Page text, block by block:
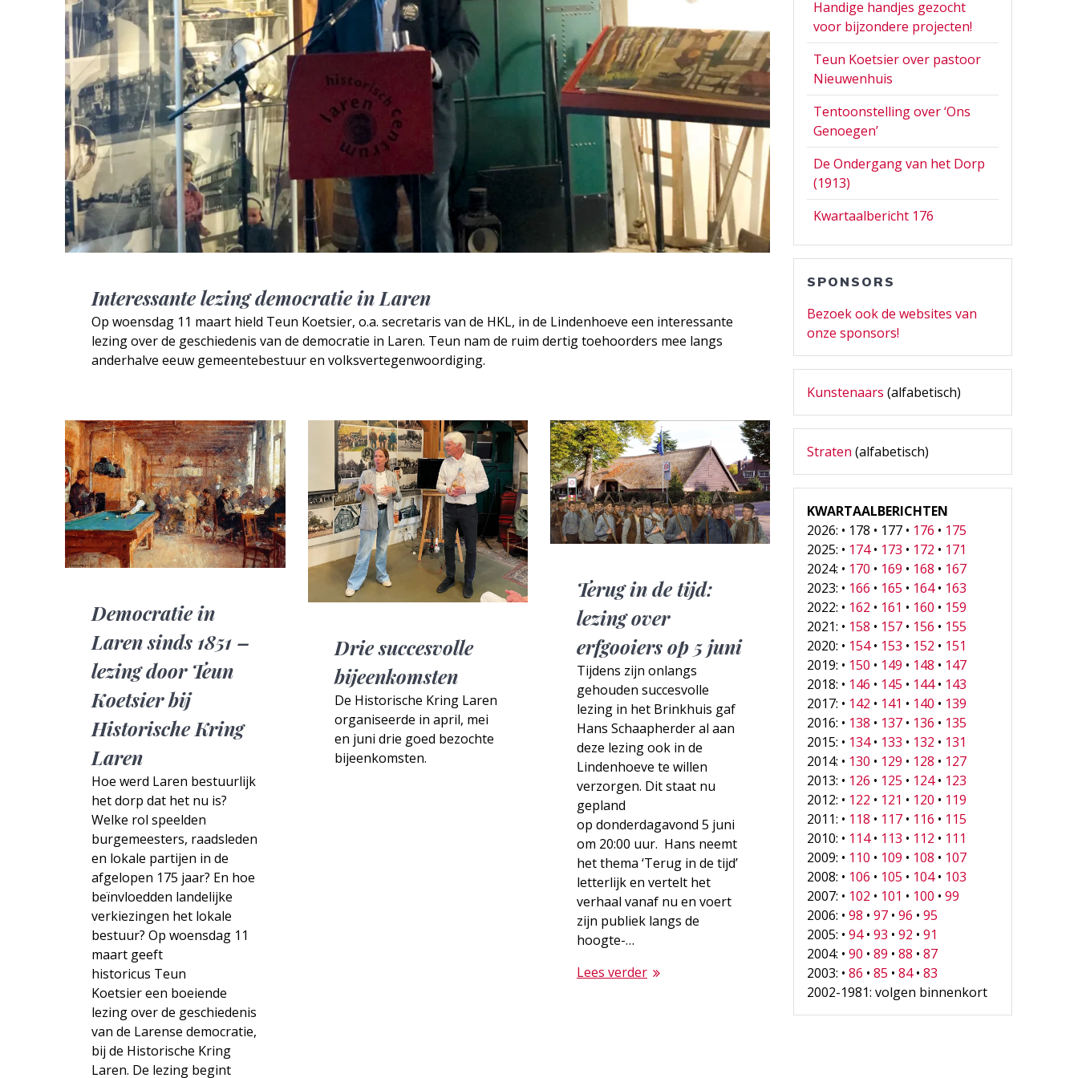
Interessante lezing democratie in Laren
Op woensdag 11 maart hield Teun Koetsier, o.a. secretaris van de HKL, in de Lindenhoeve een interessante
lezing over de geschiedenis van de democratie in Laren. Teun nam de ruim dertig toehoorders mee langs
anderhalve eeuw gemeentebestuur en volksvertegenwoordiging.
Democratie in
Laren sinds 1851 –
lezing door Teun
Koetsier bij
Historische Kring
Laren
Hoe werd Laren bestuurlijk
het dorp dat het nu is?
Welke rol speelden
burgemeesters, raadsleden
en lokale partijen in de
afgelopen 175 jaar? En hoe
beïnvloedden landelijke
verkiezingen het lokale
bestuur? Op woensdag 11
maart geeft
historicus Teun
Koetsier een boeiende
lezing over de geschiedenis
van de Larense democratie,
bij de Historische Kring
Laren. De lezing begint
Drie succesvolle
bijeenkomsten
De Historische Kring Laren
organiseerde in april, mei
en juni drie goed bezochte
bijeenkomsten.
Terug in de tijd:
lezing over
erfgooiers op 5 juni
Tijdens zijn onlangs
gehouden succesvolle
lezing in het Brinkhuis gaf
Hans Schaapherder al aan
deze lezing ook in de
Lindenhoeve te willen
verzorgen. Dit staat nu
gepland
op donderdagavond 5 juni
om 20:00 uur. Hans neemt
het thema ‘Terug in de tijd’
letterlijk en vertelt het
verhaal vanaf nu en voert
zijn publiek langs de
hoogte-…
Lees verder
Handige handjes gezocht
voor bijzondere projecten!
Teun Koetsier over pastoor
Nieuwenhuis
Tentoonstelling over ‘Ons
Genoegen’
De Ondergang van het Dorp
(1913)
Kwartaalbericht 176
SPONSORS
Bezoek ook de websites van
onze sponsors!
Kunstenaars (alfabetisch)
Straten (alfabetisch)
KWARTAALBERICHTEN
2026: • 178 • 177 • 176 • 175
2025: • 174• 173 • 172 • 171
2024: • 170 • 169 • 168 • 167
2023: • 166 • 165 • 164• 163
2022: • 162 • 161 • 160 • 159
2021: • 158 • 157 • 156 • 155
2020: • 154• 153 • 152 • 151
2019: • 150 • 149 • 148 • 147
2018: • 146 • 145 • 144• 143
2017: • 142 • 141 • 140 • 139
2016: • 138 • 137 • 136 • 135
2015: • 134• 133 • 132 • 131
2014: • 130 • 129 • 128 • 127
2013: • 126 • 125 • 124• 123
2012: • 122 • 121 • 120 • 119
2011: • 118 • 117 • 116 • 115
2010: • 114• 113 • 112 • 111
2009: • 110 • 109 • 108 • 107
2008: • 106 • 105 • 104• 103
2007: • 102 • 101 • 100 •99
2006: •98 •97 •96 •95
2005: •94•93 •92 •91
2004: •90 •89 •88 •87
2003: •86 •85 •84•83
2002-1981: volgen binnenkort